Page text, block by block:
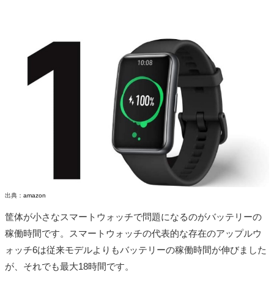
出典： amazon
筐体が小さなスマートウォッチで問題になるのがバッテリーの
稼働時間です。スマートウォッチの代表的な存在のアップルウ
ォッチ6は従来モデルよりもバッテリーの稼働時間が伸びました
が、それでも最大18時間です。